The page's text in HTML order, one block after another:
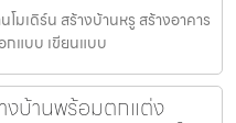
มเดิร์น สร้างบ้านหรู สร้างอาคาร
กแบบ เขียนแบบ
งบ้านพร้อมตกแต่ง